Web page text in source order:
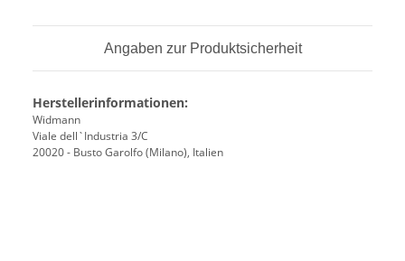
Angaben zur Produktsicherheit
Herstellerinformationen:
Widmann
Viale dell`Industria 3/C
20020 - Busto Garolfo (Milano), Italien